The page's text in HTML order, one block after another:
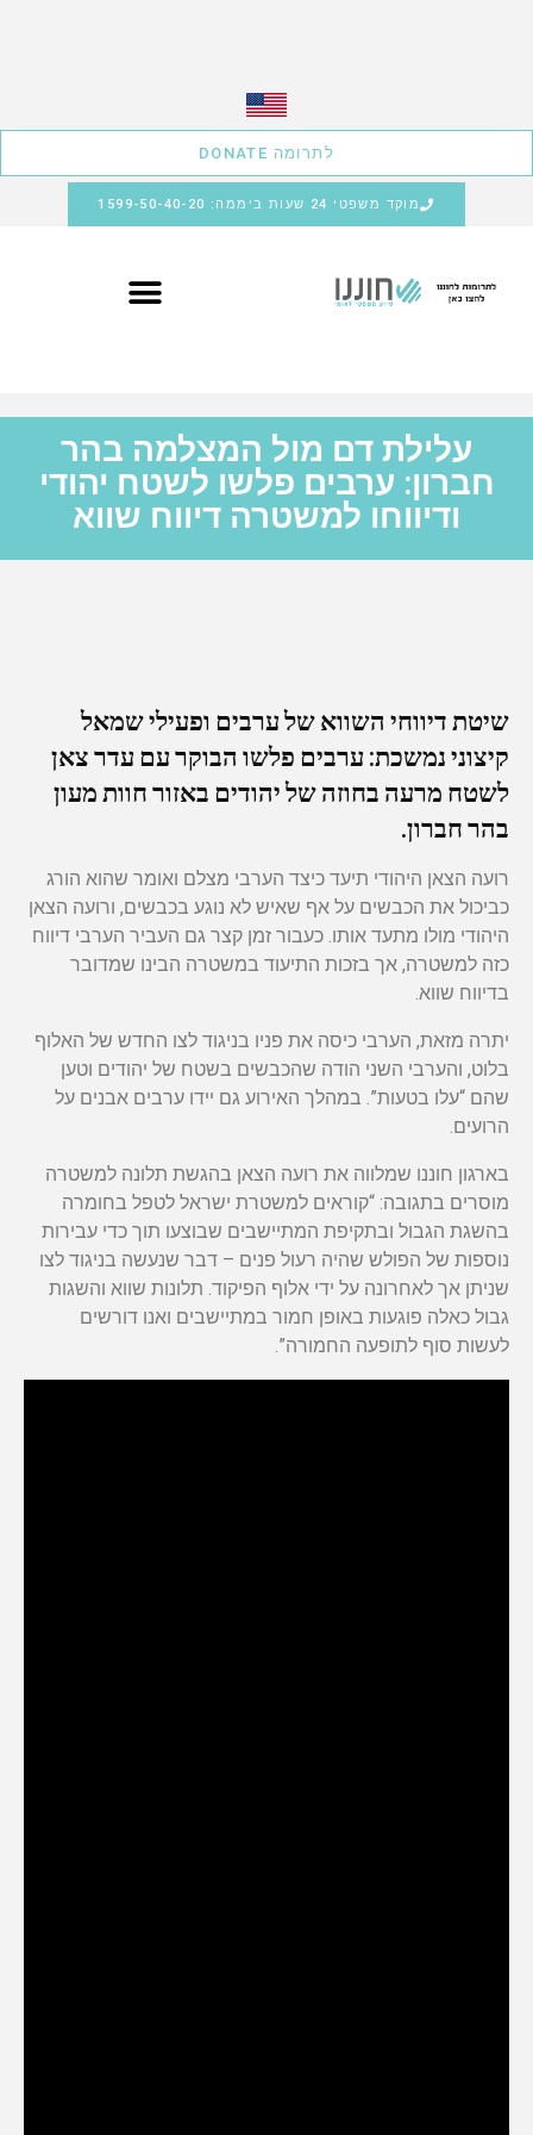
לתרומה DONATE
מוקד משפטי 24 שעות ביממה: 1599-50-40-20
עלילת דם מול המצלמה בהר
חברון: ערבים פלשו לשטח יהודי
ודיווחו למשטרה דיווח שווא
שיטת דיווחי השווא של ערבים ופעילי שמאל
קיצוני נמשכת: ערבים פלשו הבוקר עם עדר צאן
לשטח מרעה בחוזה של יהודים באזור חוות מעון
בהר חברון.
רועה הצאן היהודי תיעד כיצד הערבי מצלם ואומר שהוא הורג
כביכול את הכבשים על אף שאיש לא נוגע בכבשים, ורועה הצאן
היהודי מולו מתעד אותו. כעבור זמן קצר גם העביר הערבי דיווח
כזה למשטרה, אך בזכות התיעוד במשטרה הבינו שמדובר
בדיווח שווא.
יתרה מזאת, הערבי כיסה את פניו בניגוד לצו החדש של האלוף
בלוט, והערבי השני הודה שהכבשים בשטח של יהודים וטען
שהם “עלו בטעות”. במהלך האירוע גם יידו ערבים אבנים על
הרועים.
בארגון חוננו שמלווה את רועה הצאן בהגשת תלונה למשטרה
מוסרים בתגובה: “קוראים למשטרת ישראל לטפל בחומרה
בהשגת הגבול ובתקיפת המתיישבים שבוצעו תוך כדי עבירות
נוספות של הפולש שהיה רעול פנים – דבר שנעשה בניגוד לצו
שניתן אך לאחרונה על ידי אלוף הפיקוד. תלונות שווא והשגות
גבול כאלה פוגעות באופן חמור במתיישבים ואנו דורשים
לעשות סוף לתופעה החמורה”.